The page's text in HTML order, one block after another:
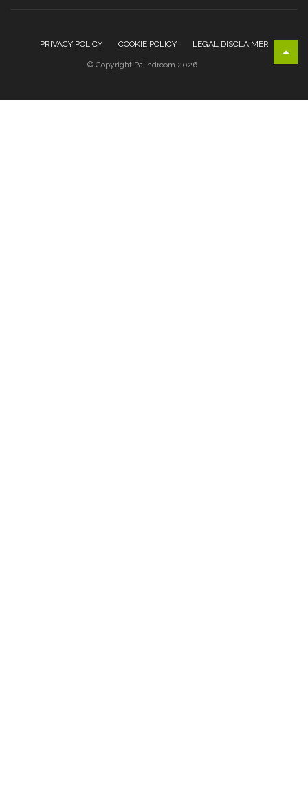
PRIVACY POLICY COOKIE POLICY LEGAL DISCLAIMER
© Copyright Palindroom 2026